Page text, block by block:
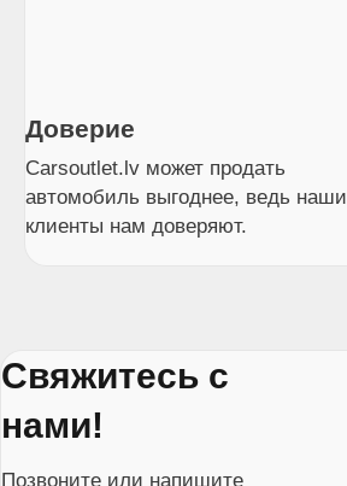
Доверие
Carsoutlet.lv может продать
автомобиль выгоднее, ведь наши
клиенты нам доверяют.
Свяжитесь с
нами!
Позвоните или напишите